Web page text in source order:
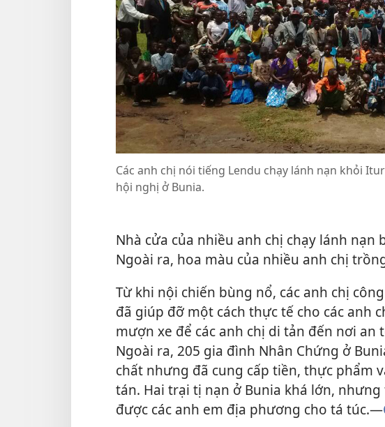
Các anh chị nói tiếng Lendu chạy lánh nạn khỏi
hội nghị ở Bunia.
Nhà cửa của nhiều anh chị chạy lánh nạn
Ngoài ra, hoa màu của nhiều anh chị
Từ khi nội chiến bùng nổ, các anh chị
đã giúp đỡ một cách thực tế cho các anh
mượn xe để các anh chị di tản đến nơi an
Ngoài ra, 205 gia đình Nhân Chứng ở
chất nhưng đã cung cấp tiền, thực phẩm
tán. Hai trại tị nạn ở Bunia khá lớn,
được các anh em địa phương cho tá túc.​—